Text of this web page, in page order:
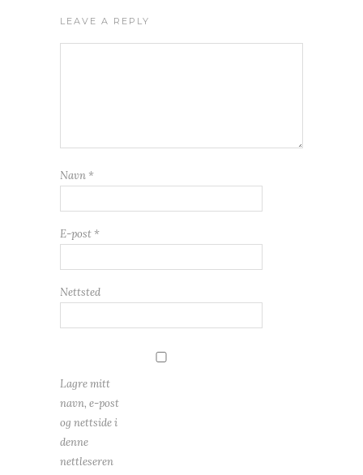
LEAVE A REPLY
Navn *
E-post *
Nettsted
Lagre mitt
navn, e-post
og nettside i
denne
nettleseren